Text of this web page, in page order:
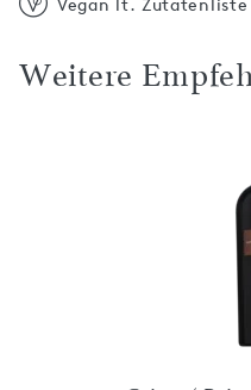
Vegan lt. Zutatenliste
Weitere